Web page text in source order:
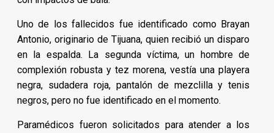
Uno de los fallecidos fue identificado como Brayan
Antonio, originario de Tijuana, quien recibió un disparo
en la espalda. La segunda víctima, un hombre de
complexión robusta y tez morena, vestía una playera
negra, sudadera roja, pantalón de mezclilla y tenis
negros, pero no fue identificado en el momento.
Paramédicos fueron solicitados para atender a los